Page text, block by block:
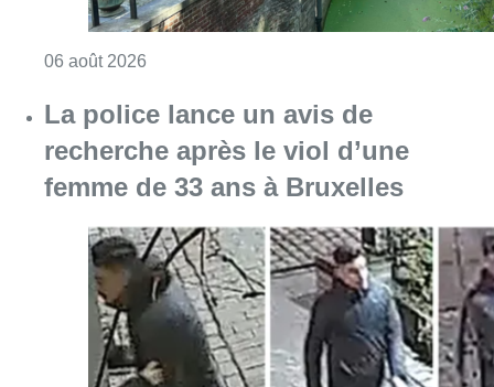
06 août 2026 Consulter l'article "La police lance un avis
Partager l'article
Facebook
TwitterWhatsApp
Share